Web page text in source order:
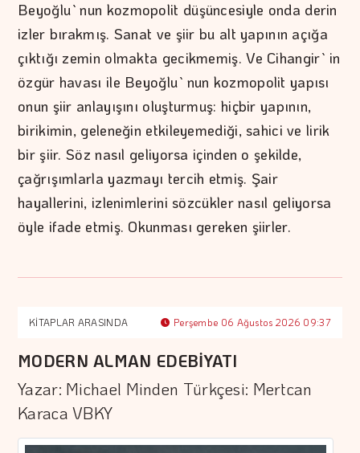
Beyoğlu`nun kozmopolit düşüncesiyle onda derin
izler bırakmış. Sanat ve şiir bu alt yapının açığa
çıktığı zemin olmakta gecikmemiş. Ve Cihangir`in
özgür havası ile Beyoğlu`nun kozmopolit yapısı
onun şiir anlayışını oluşturmuş: hiçbir yapının,
birikimin, geleneğin etkileyemediği, sahici ve lirik
bir şiir. Söz nasıl geliyorsa içinden o şekilde,
çağrışımlarla yazmayı tercih etmiş. Şair
hayallerini, izlenimlerini sözcükler nasıl geliyorsa
öyle ifade etmiş. Okunması gereken şiirler.
KİTAPLAR ARASINDA Perşembe 06 Ağustos 2026 09:37
MODERN ALMAN EDEBİYATI
Yazar: Michael Minden Türkçesi: Mertcan
Karaca VBKY